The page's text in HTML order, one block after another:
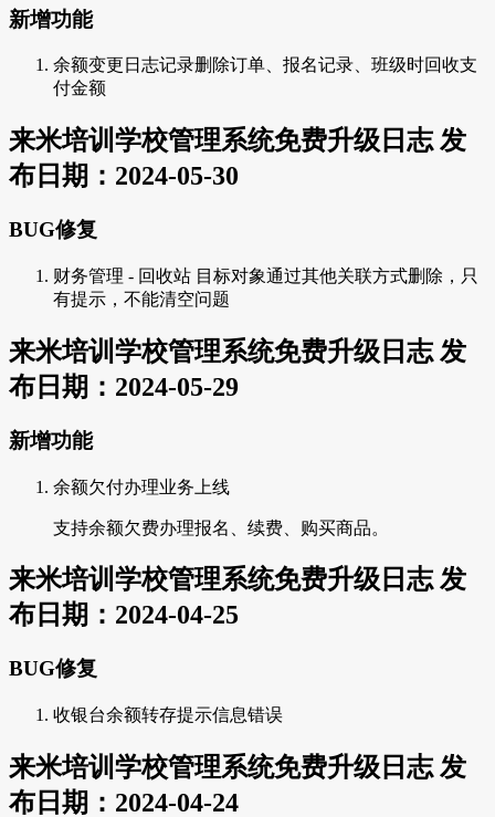
新增功能
余额变更日志记录删除订单、报名记录、班级时回收支
付金额
来米培训学校管理系统免费升级日志 发
布日期：2024-05-30
BUG修复
财务管理 - 回收站 目标对象通过其他关联方式删除，只
有提示，不能清空问题
来米培训学校管理系统免费升级日志 发
布日期：2024-05-29
新增功能
余额欠付办理业务上线
支持余额欠费办理报名、续费、购买商品。
来米培训学校管理系统免费升级日志 发
布日期：2024-04-25
BUG修复
收银台余额转存提示信息错误
来米培训学校管理系统免费升级日志 发
布日期：2024-04-24